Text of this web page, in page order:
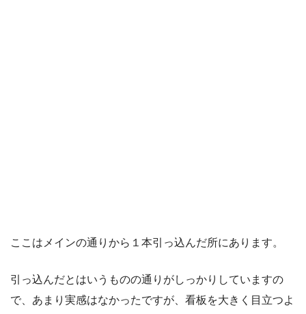
ここはメインの通りから１本引っ込んだ所にあります。
引っ込んだとはいうものの通りがしっかりしていますの
で、あまり実感はなかったですが、看板を大きく目立つよ